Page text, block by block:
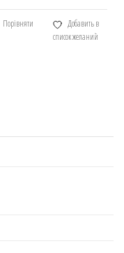
Порівняти
Добавить в
список желаний